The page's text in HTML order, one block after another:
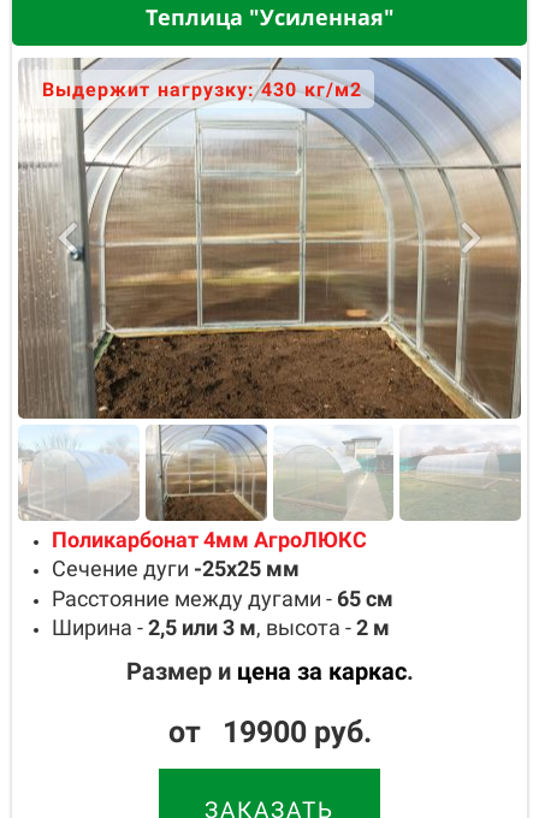
Теплица "Усиленная"
Выдержит нагрузку: 430 кг/м2
Поликарбонат 4мм АгроЛЮКС
Сечение дуги -25х25 мм
Расстояние между дугами -65см
Ширина -2,5 или 3 м, высота -2 м
Размер и цена за каркас.
от 19900 руб.
ЗАКАЗАТЬ